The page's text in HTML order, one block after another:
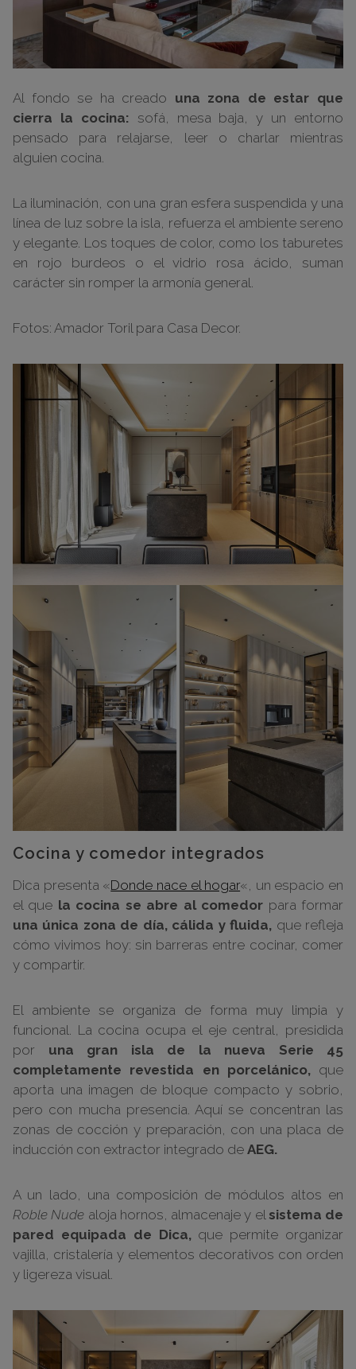
Al fondo se ha creado una zona de estar que
cierra la cocina: sofá, mesa baja, y un entorno
pensado para relajarse, leer o charlar mientras
alguien cocina.
La iluminación, con una gran esfera suspendida y una
línea de luz sobre la isla, refuerza el ambiente sereno
y elegante. Los toques de color, como los taburetes
en rojo burdeos o el vidrio rosa ácido, suman
carácter sin romper la armonía general.
Fotos: Amador Toril para Casa Decor.
Cocina y comedor integrados
Dica presenta «Donde nace el hogar«, un espacio en
el que la cocina se abre al comedor para formar
una única zona de día, cálida y fluida, que refleja
cómo vivimos hoy: sin barreras entre cocinar, comer
y compartir.
El ambiente se organiza de forma muy limpia y
funcional. La cocina ocupa el eje central, presidida
por una gran isla de la nueva Serie 45
completamente revestida en porcelánico,que
aporta una imagen de bloque compacto y sobrio,
pero con mucha presencia. Aquí se concentran las
zonas de cocción y preparación, con una placa de
inducción con extractor integrado de AEG.
A un lado, una composición de módulos altos en
Roble Nude aloja hornos, almacenaje y el sistema de
pared equipada de Dica, que permite organizar
vajilla, cristalería y elementos decorativos con orden
y ligereza visual.